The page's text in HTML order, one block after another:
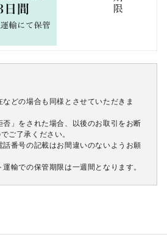
どの場合も同様とさせていただきま
」をされた場合、以後のお取引をお断
ご了承ください。
番号の記載はお間違いのないようお願
輸での保管期限は一週間となります。